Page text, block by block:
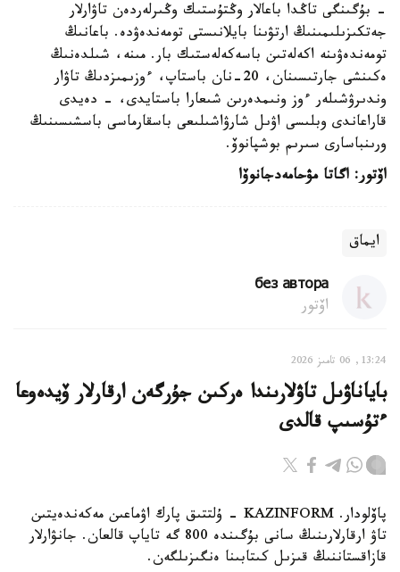
- بۇگىنگى تاڭدا باعالار وڭتۇستىك وڭىرلەردەن تاۋارلار
جەتكىزىلىمىنىڭ ارتۋىنا بايلانىستى تومەندەۋدە. باعانىڭ
تومەندەۋىنە اكەلەتىن باسەكەلەستىك بار. مىنە، شىلدەنىڭ
ەكىنشى جارتىسىنان، 20-نان باستاپ، ءوزىمىزدىڭ تاۋار
وندىرۋشىلەر ءوز ونىمدەرىن شىعارا باستايدى، - دەيدى
قاراعاندى وبلىسى اۋىل شارۋاشىلىعى باسقارماسى باسشىسىنىڭ
ورىنباسارى سىرىم بوشپانوۆ.
اۆتور: اگاتا مۋحامەدجانوۆا
ايماق
без автора
اۆتور
13:24, 06 تامىز 2026
باياناۋىل تاۋلارىندا ەركىن جۇرگەن ارقارلار ۆيدەوعا
ءتۇسىپ قالدى
پاۆلودار. KAZINFORM - ۇلتتىق پارك اۋماعىن مەكەندەيتىن
تاۋ ارقارلارىنىڭ سانى بۇگىندە 800 گە تاياپ قالعان. جانۋارلار
قازاقستاننىڭ قىزىل كىتابىنا ەنگىزىلگەن.